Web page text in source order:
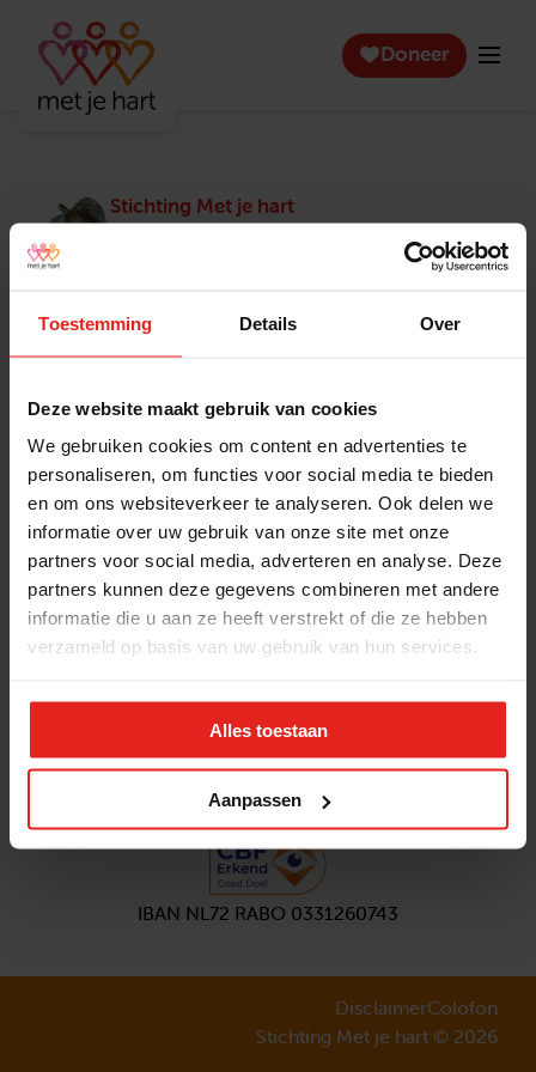
Toestemming Details Over
Deze website maakt gebruik van cookies
We gebruiken cookies om content en advertenties te
personaliseren, om functies voor social media te bieden
en om ons websiteverkeer te analyseren. Ook delen we
informatie over uw gebruik van onze site met onze
partners voor social media, adverteren en analyse. Deze
partners kunnen deze gegevens combineren met andere
informatie die u aan ze heeft verstrekt of die ze hebben
verzameld op basis van uw gebruik van hun services.
Alles toestaan
Aanpassen
Doneer
Stichting Met je hart
Stichting Met je hart laat ouderen die zich
eenzaam voelen weer genieten en inspireert
winnaar van het Appeltje van Oranje.
Actuele vacatures
Pers en media
Jaarverslag 2025
Contact
Klachtenprocedure
Privacyverklaring
Opzeggen
Volg ons
Aanmeldennieuwsbrief
IBAN NL72 RABO 0331260743
DisclaimerColofon
Stichting Met je hart © 2026